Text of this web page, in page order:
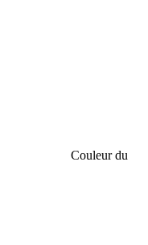
Couleur du